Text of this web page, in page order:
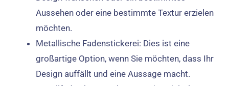
Aussehen oder eine bestimmte Textur erzielen
möchten.
Metallische Fadenstickerei: Dies ist eine
großartige Option, wenn Sie möchten, dass Ihr
Design auffällt und eine Aussage macht.